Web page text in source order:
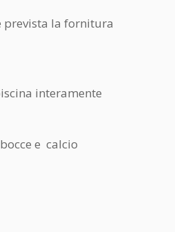
prevista la fornitura
interamente
e calcio